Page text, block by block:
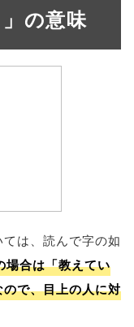
の意味
は、読んで字の如
場合は「教えてい
で、目上の人に対